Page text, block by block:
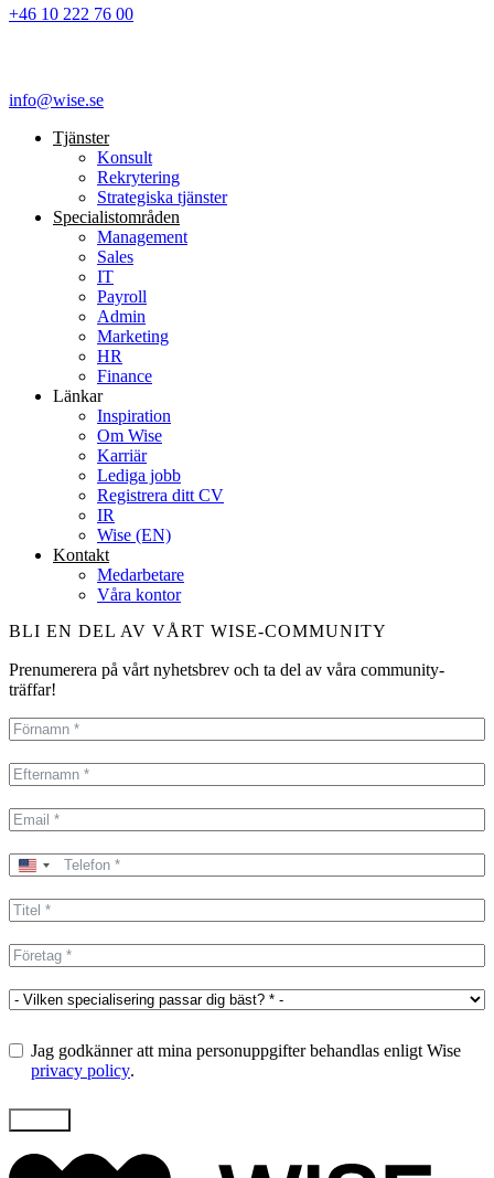
+46 10 222 76 00
info@wise.se
Tjänster
Konsult
Rekrytering
Strategiska tjänster
Specialist­områden
Management
Sales
IT
Payroll
Admin
Marketing
HR
Finance
Länkar
Inspiration
Om Wise
Karriär
Lediga jobb
Registrera ditt CV
IR
Wise (EN)
Kontakt
Medarbetare
Våra kontor
BLI EN DEL AV VÅRT WISE-COMMUNITY
Prenumerera på vårt nyhetsbrev och ta del av våra community-
träffar!
United
+1
Jag godkänner att mina personuppgifter behandlas enligt Wise
privacy policy.